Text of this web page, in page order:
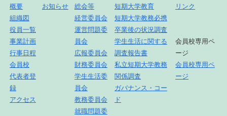
概要
組織図
役員一覧
事業計画
行事日程
会員校
代表者登
録
アクセス
お知らせ
総会等
経営委員会
運営問題委
員会
広報委員会
財務委員会
学生生活委
員会
教務委員会
就職問題委
短期大学教育
短期大学教務必携
卒業後の状況調査
学生生活に関する
調査報告書
私立短期大学教務
関係調査
ガバナンス・コー
ド
リンク
会員校専用ペ
ージ
会員校専用ペ
ージ